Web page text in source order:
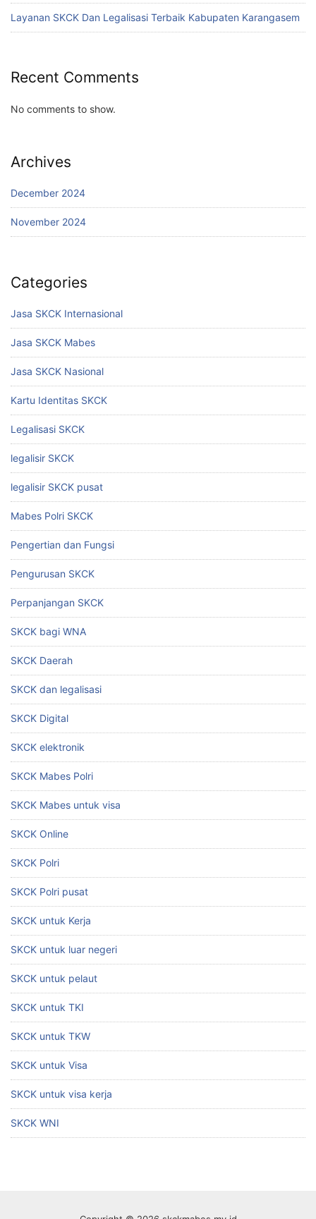
Layanan SKCK Dan Legalisasi Terbaik Kabupaten Karangasem
Recent Comments
No comments to show.
Archives
December 2024
November 2024
Categories
Jasa SKCK Internasional
Jasa SKCK Mabes
Jasa SKCK Nasional
Kartu Identitas SKCK
Legalisasi SKCK
legalisir SKCK
legalisir SKCK pusat
Mabes Polri SKCK
Pengertian dan Fungsi
Pengurusan SKCK
Perpanjangan SKCK
SKCK bagi WNA
SKCK Daerah
SKCK dan legalisasi
SKCK Digital
SKCK elektronik
SKCK Mabes Polri
SKCK Mabes untuk visa
SKCK Online
SKCK Polri
SKCK Polri pusat
SKCK untuk Kerja
SKCK untuk luar negeri
SKCK untuk pelaut
SKCK untuk TKI
SKCK untuk TKW
SKCK untuk Visa
SKCK untuk visa kerja
SKCK WNI